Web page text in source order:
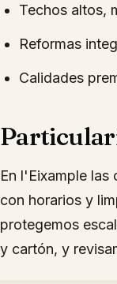
Techos altos,
Reformas
Calidades
En l'Eixample las
con horarios y
protegemos
y cartón, y